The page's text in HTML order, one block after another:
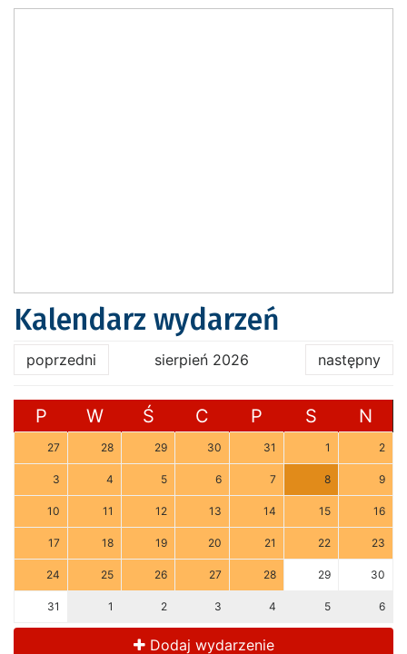
Kalendarz wydarzeń
poprzedni sierpień 2026 następny
P W Ś C P S N
27 28 29 30 31 1 2
3 4 5 6 7 8 9
10 11 12 13 14 15 16
17 18 19 20 21 22 23
24 25 26 27 28 29 30
31 1 2 3 4 5 6
Dodaj wydarzenie